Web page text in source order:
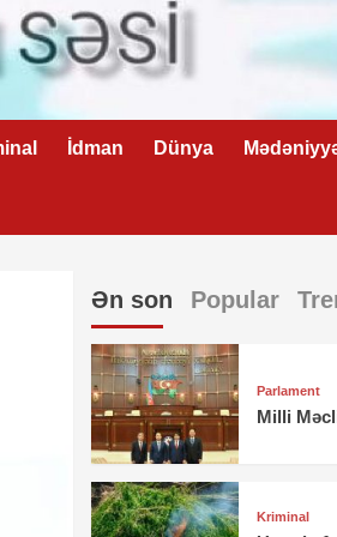
İdman Dünya
Ən son Popular
Parlament
Milli
Kriminal